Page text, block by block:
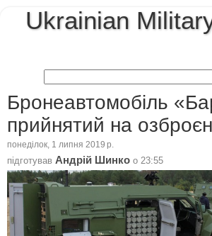
Ukrainian
Бронеавтомобіль
прийнятий на
понеділок, 1 липня 2019 р.
підготував Андрій Шинко о 23:55